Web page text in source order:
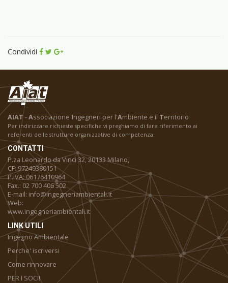
Condividi
AIAT-Associazione Ingegneri per l'Ambiente e il Territorio
Per indirizzare richieste specifiche vi preghiamo di fare riferimento ai
referenti delle strutture organizzative di competenza.
CONTATTI
P.za Leonardo da Vinci 32, 20133 Milano,
CF: 97249380151
P.IVA: 06176410964
Fax.: 02 700 406 502
E-mail: info@ingegneriambientali.it
Web:
www.ingegneriambientali.it
LINK UTILI
Ingegno Ambientale
Perche' iscriversi
Come rinnovare
PER I SOCI!